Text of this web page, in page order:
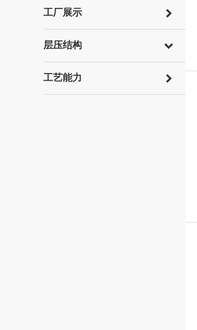
工厂展示
层压结构
工艺能力